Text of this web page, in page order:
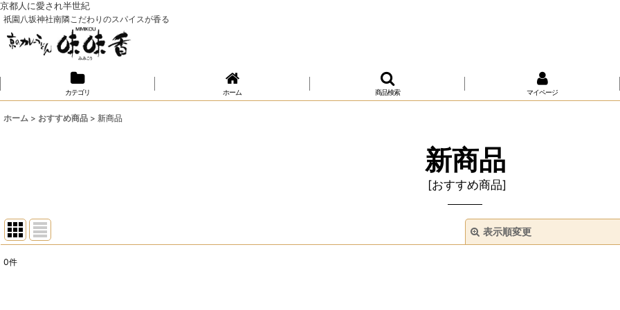
京都人に愛され半世紀
祇園八坂神社南隣こだわりのスパイスが香る
カテゴリ ホーム 商品検索 マイページ
ホーム > おすすめ商品 > 新商品
新商品
[おすすめ商品]
表示順変更
表示数
0件